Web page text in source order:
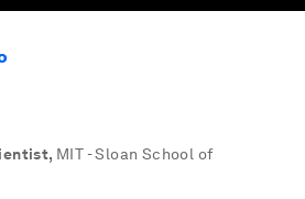
, MIT - Sloan School of